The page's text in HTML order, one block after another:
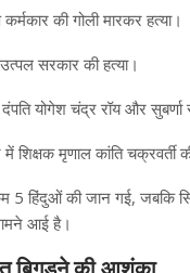
की गोली मारकर हत्या।
सरकार की हत्या।
योगेश चंद्र रॉय और सुबर्णा
शिक्षक मृणाल कांति चक्रवर्ती
हिंदुओं की जान गई, जबकि
आई है।